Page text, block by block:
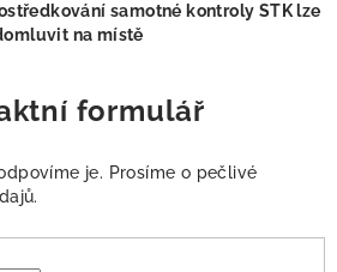
samotné kontroly STK lze
na místě
formulář
je. Prosíme o pečlivé